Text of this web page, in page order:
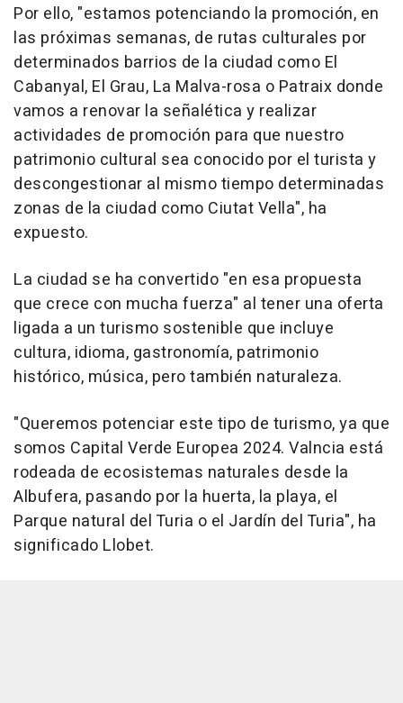
Por ello, "estamos potenciando la promoción, en
las próximas semanas, de rutas culturales por
determinados barrios de la ciudad como El
Cabanyal, El Grau, La Malva-rosa o Patraix donde
vamos a renovar la señalética y realizar
actividades de promoción para que nuestro
patrimonio cultural sea conocido por el turista y
descongestionar al mismo tiempo determinadas
zonas de la ciudad como Ciutat Vella", ha
expuesto.
La ciudad se ha convertido "en esa propuesta
que crece con mucha fuerza" al tener una oferta
ligada a un turismo sostenible que incluye
cultura, idioma, gastronomía, patrimonio
histórico, música, pero también naturaleza.
"Queremos potenciar este tipo de turismo, ya que
somos Capital Verde Europea 2024. Valncia está
rodeada de ecosistemas naturales desde la
Albufera, pasando por la huerta, la playa, el
Parque natural del Turia o el Jardín del Turia", ha
significado Llobet.